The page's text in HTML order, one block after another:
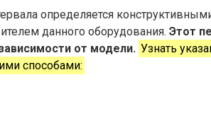
определяется
данного оборудования. Этот
от модели. Узнать
способами: